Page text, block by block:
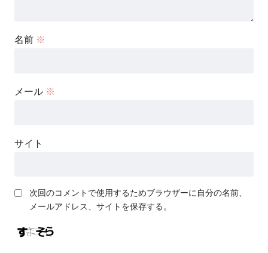
名前 ※
メール ※
サイト
次回のコメントで使用するためブラウザーに自分の名前、
メールアドレス、サイトを保存する。